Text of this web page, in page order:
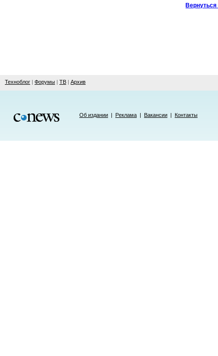
Техноблог | Форумы | ТВ | Архив
Об издании | Реклама | Вакансии | Контакты